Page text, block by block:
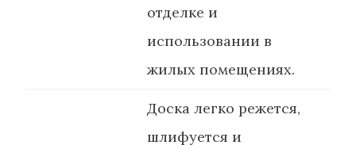
отделке и
использовании в
жилых помещениях.
Доска легко режется,
шлифуется и